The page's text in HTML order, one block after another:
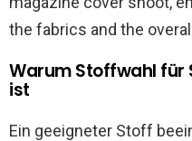
Warum Stoffwahl für
ist
Ein geeigneter Stoff